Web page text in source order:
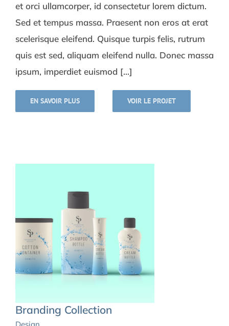
et orci ullamcorper, id consectetur lorem dictum.
Sed et tempus massa. Praesent non eros at erat
scelerisque eleifend. Quisque turpis felis, rutrum
quis est sed, aliquam eleifend nulla. Donec massa
ipsum, imperdiet euismod [...]
EN SAVOIR PLUS VOIR LE PROJET
Branding Collection